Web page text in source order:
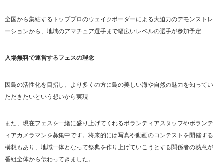
全国から集結するトッププロのウェイクボーダーによる大迫力のデモンストレ
ーションから、地域のアマチュア選手まで幅広いレベルの選手が参加予定
入場無料で運営するフェスの理念
因島の活性化を目指し、より多くの方に島の美しい海や自然の魅力を知ってい
ただきたいという想いから実現
また、現在フェスを一緒に盛り上げてくれるボランティアスタッフやボランテ
ィアカメラマンを募集中です。将来的には写真や動画のコンテストを開催する
構想もあり、地域一体となって祭典を作り上げていこうとする関係者の熱意が
番組全体から伝わってきました。